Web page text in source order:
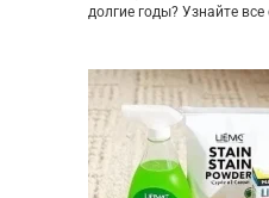
долгие годы? Узнайте